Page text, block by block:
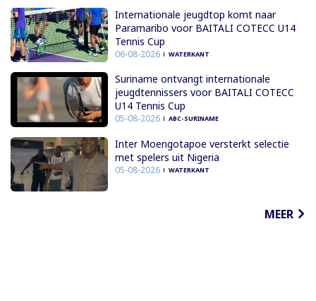
Internationale jeugdtop komt naar
Paramaribo voor BAITALI COTECC U14
Tennis Cup
06-08-2026 WATERKANT
Suriname ontvangt internationale
jeugdtennissers voor BAITALI COTECC
U14 Tennis Cup
05-08-2026 ABC-SURINAME
Inter Moengotapoe versterkt selectie
met spelers uit Nigeria
05-08-2026 WATERKANT
MEER